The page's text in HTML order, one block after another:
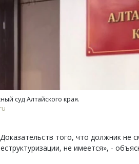
суд Алтайского края.
того, что должник не
не имеется», -